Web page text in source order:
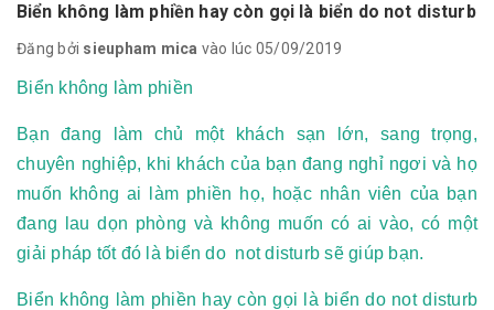
Biển không làm phiền hay còn gọi là biển do not disturb
Đăng bởi sieupham mica vào lúc 05/09/2019
Biển không làm phiền
Bạn đang làm chủ một khách sạn lớn, sang trọng,
chuyên nghiệp, khi khách của bạn đang nghỉ ngơi và họ
muốn không ai làm phiền họ, hoặc nhân viên của bạn
đang lau dọn phòng và không muốn có ai vào, có một
giải pháp tốt đó là biển do not disturb sẽ giúp bạn.
Biển không làm phiền hay còn gọi là biển do not disturb